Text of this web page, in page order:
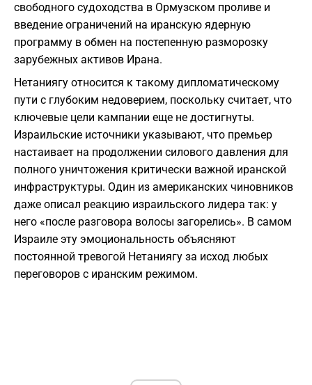
свободного судоходства в Ормузском проливе и
введение ограничений на иранскую ядерную
программу в обмен на постепенную разморозку
зарубежных активов Ирана.
​Нетаниягу относится к такому дипломатическому
пути с глубоким недоверием, поскольку считает, что
ключевые цели кампании еще не достигнуты.
Израильские источники указывают, что премьер
настаивает на продолжении силового давления для
полного уничтожения критически важной иранской
инфраструктуры. Один из американских чиновников
даже описал реакцию израильского лидера так: у
него «после разговора волосы загорелись». В самом
Израиле эту эмоциональность объясняют
постоянной тревогой Нетаниягу за исход любых
переговоров с иранским режимом.